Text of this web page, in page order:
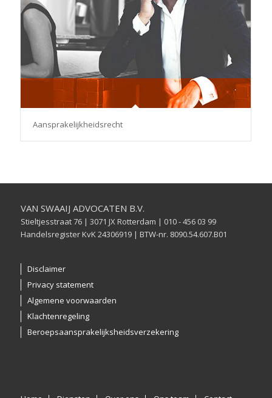
Aansprakelijkheidsrecht
VAN SWAAIJ ADVOCATEN B.V.
Stieltjesstraat 76 | 3071 JX Rotterdam | 010 - 456 03 99
Handelsregister KvK 24306919 | BTW-nr. 8090.54.607.B01
Disclaimer
Privacy statement
Algemene voorwaarden
Klachtenregeling
Beroepsaansprakelijksheidsverzekering